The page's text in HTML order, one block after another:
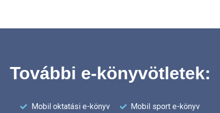
További e-könyvötletek:
Mobil oktatási e-könyv
Mobil sport e-könyv